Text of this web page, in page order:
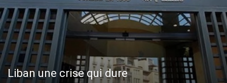
Liban une crise qui dure